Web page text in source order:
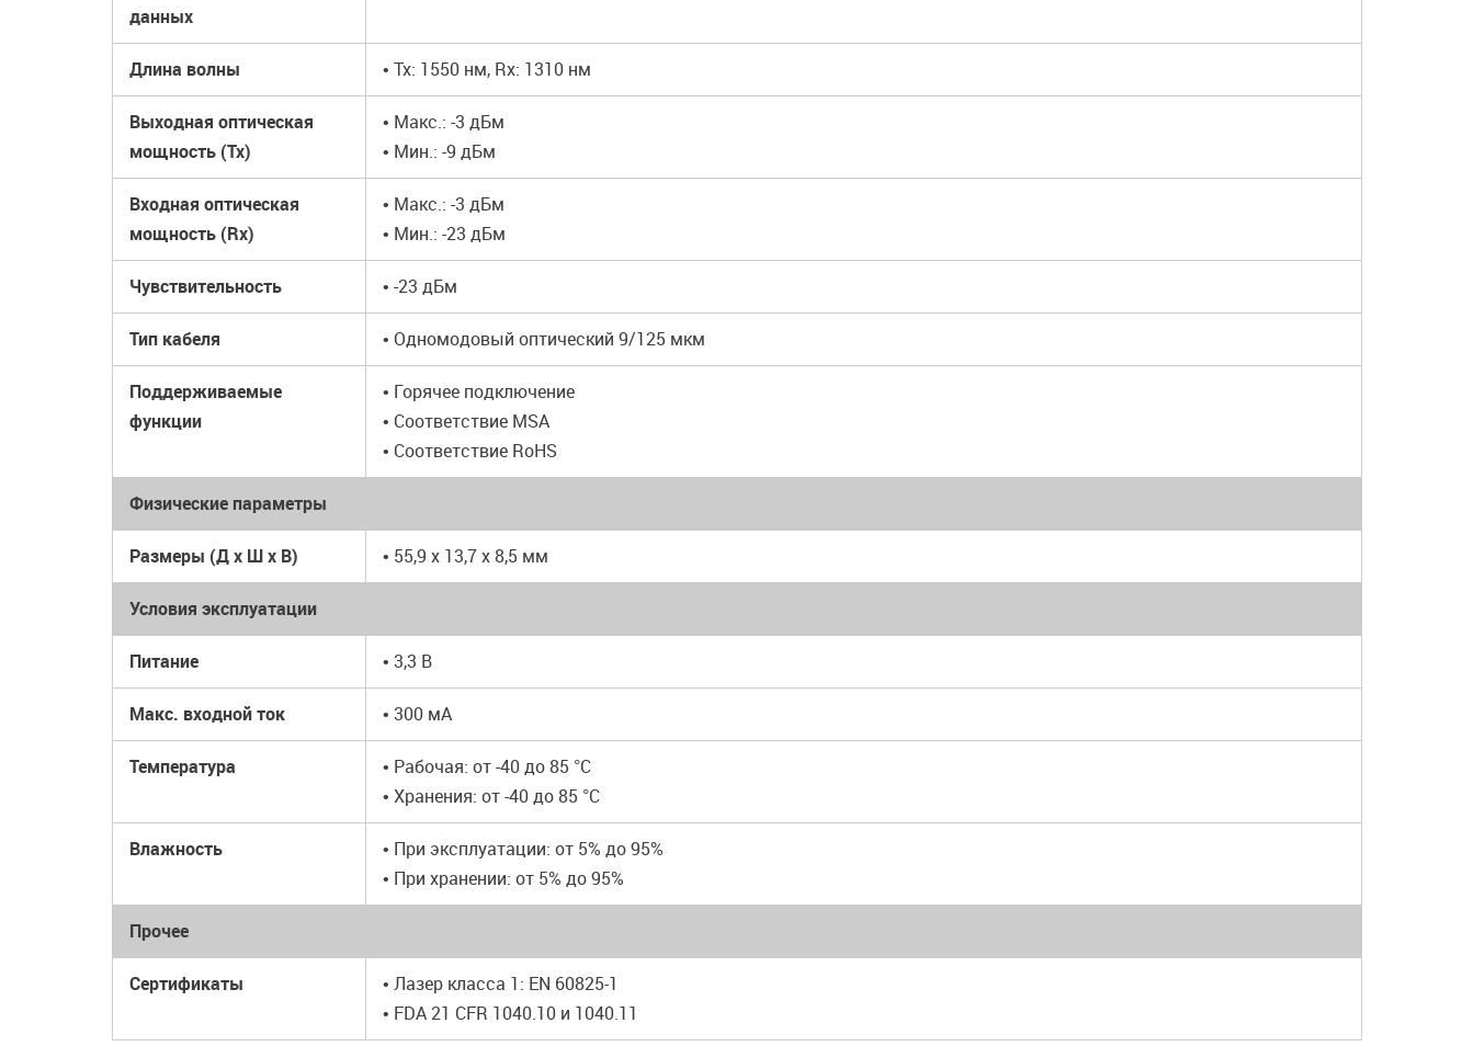
данных
Длина волны • Tx: 1550 нм, Rx: 1310 нм
Выходная оптическая
мощность (Tx)
• Макс.: -3 дБм
• Мин.: -9 дБм
Входная оптическая
мощность (Rx)
• Макс.: -3 дБм
• Мин.: -23 дБм
Чувствительность • -23 дБм
Тип кабеля • Одномодовый оптический 9/125 мкм
Поддерживаемые
функции
• Горячее подключение
• Соответствие MSA
• Соответствие RoHS
Физические параметры
Размеры (Д x Ш x В) • 55,9 x 13,7 x 8,5 мм
Условия эксплуатации
Питание • 3,3 В
Макс. входной ток • 300 мА
Температура
• Рабочая: от -40 до 85 °C
• Хранения: от -40 до 85 °C
Влажность
• При эксплуатации: от 5% до 95%
• При хранении: от 5% до 95%
Прочее
Сертификаты
• Лазер класса 1: EN 60825-1
• FDA 21 CFR 1040.10 и 1040.11